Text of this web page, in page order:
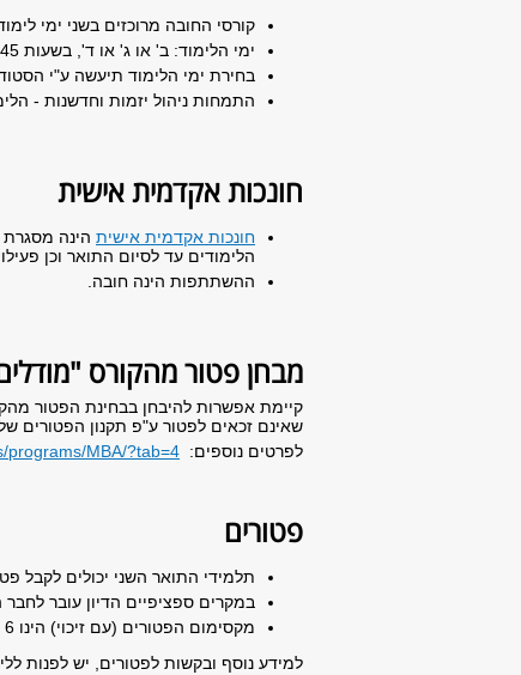
קורסי החובה מרוכזים בשני ימי לימוד בשבוע
ימי הלימוד: ב' או ג' או ד', בשעות 15:45 - 21:30 ויום נוסף, ביום ו', בשעות: 08:00 - 13:45.
בחירת ימי הלימוד תיעשה ע"י
התמחות ניהול יזמות וחדשנות -
חונכות אקדמית אישית
חונכות אקדמית אישית הינה
הלימודים עד לסיום התואר וכן
ההשתתפות הינה חובה.
מבחן פטור מהקורס
קיימת אפשרות להיבחן בבחינת הפטור
שאינם זכאים לפטור ע"פ תקנון הפטורים
לפרטים נוספים: programs/MBA/?tab=4
פטורים
תלמידי התואר השני יכולים לקבל
במקרים ספציפיים הדיון עובר
מקסימום הפטורים (עם זיכוי) הינו 6 י"ס.
למידע נוסף ובקשות לפטורים, יש לפנות